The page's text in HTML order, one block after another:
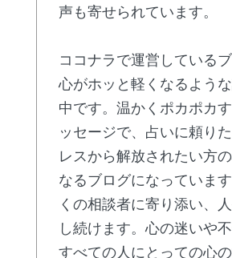
声も寄せられています。
ココナラで運営しているブ
心がホッと軽くなるよう
中です。温かくポカポカ
ッセージで、占いに頼り
レスから解放されたい方
なるブログになっていま
くの相談者に寄り添い、
し続けます。心の迷いや
すべての人にとっての心